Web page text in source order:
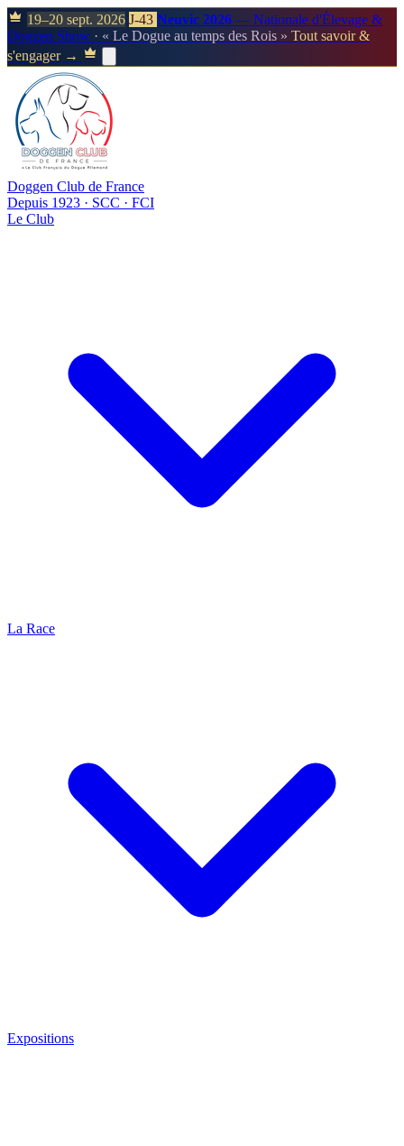
19–20 sept. 2026 J-43 Neuvic 2026 — Nationale d'Élevage &
Doggen Show · « Le Dogue au temps des Rois » Tout savoir &
s'engager →
Doggen Club de France
Depuis 1923 · SCC · FCI
Le Club
La Race
Expositions